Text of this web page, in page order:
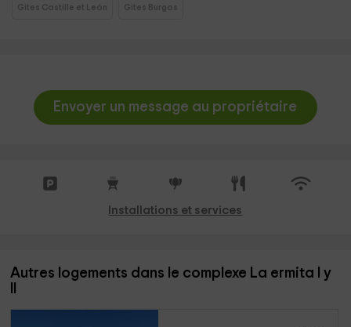
Gites Castille et León Gites Burgos
Envoyer un message au propriétaire
Installations et services
Autres logements dans le complexe La ermita I y